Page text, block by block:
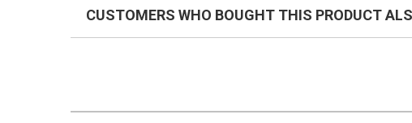
CUSTOMERS WHO BOUGHT THIS PRODUCT